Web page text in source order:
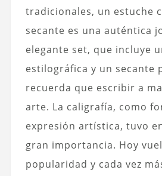
tradicionales, un estuche
secante es una auténtica
elegante set, que incluye
estilográfica y un secante
recuerda que escribir a
arte. La caligrafía, como
expresión artística, tuvo
gran importancia. Hoy
popularidad y cada vez